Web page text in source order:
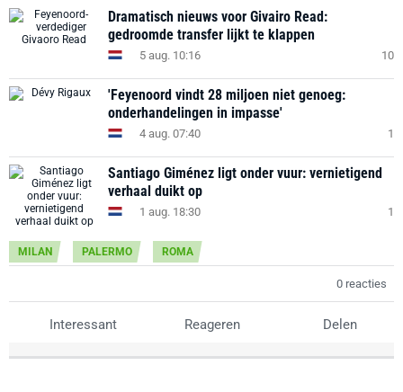
Dramatisch nieuws voor Givairo Read:
gedroomde transfer lijkt te klappen
5 aug. 10:16 10
'Feyenoord vindt 28 miljoen niet genoeg:
onderhandelingen in impasse'
4 aug. 07:40 1
Santiago Giménez ligt onder vuur: vernietigend
verhaal duikt op
1 aug. 18:30 1
MILAN PALERMO ROMA
0 reacties
Interessant Reageren Delen